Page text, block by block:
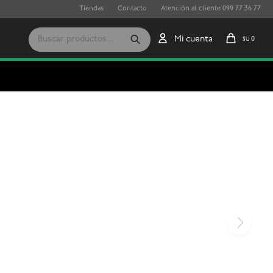
$U 0
Tiendas Contacto Atención al cliente 099 77 36 77